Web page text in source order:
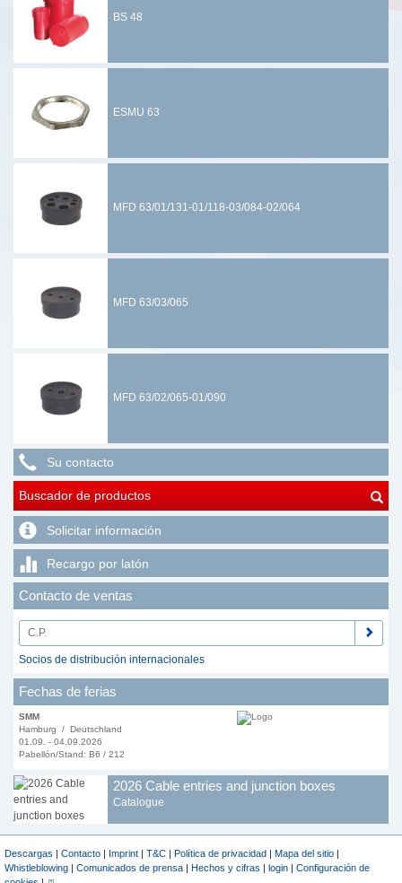
BS 48
ESMU 63
MFD 63/01/131-01/118-03/084-02/064
MFD 63/03/065
MFD 63/02/065-01/090
Su contacto
Buscador de productos
Solicitar información
Recargo por latón
Contacto de ventas
Socios de distribución internacionales
Fechas de ferias
SMM
Hamburg / Deutschland
01.09. - 04.09.2026
Pabellón/Stand: B6 / 212
2026 Cable entries and junction boxes
Catalogue
Descargas | Contacto | Imprint | T&C | Política de privacidad | Mapa del sitio |
Whistleblowing | Comunicados de prensa | Hechos y cifras | login | Configuración de